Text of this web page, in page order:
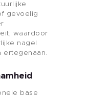
gevoelig
waardoor
nagel
ertegenaan.
base